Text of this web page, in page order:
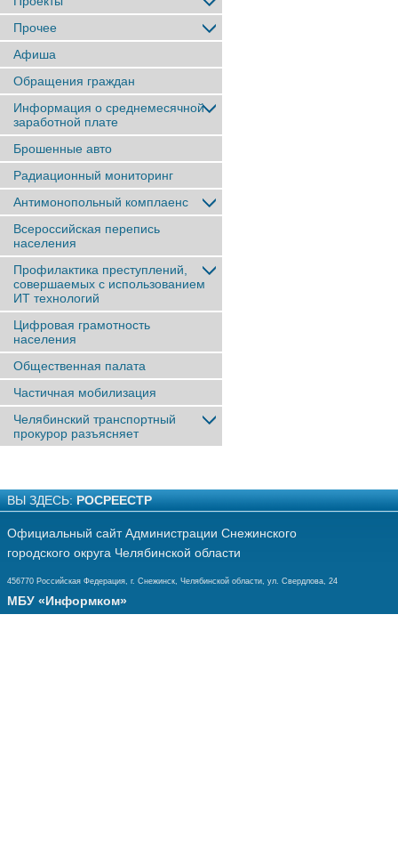
Прочее
Афиша
Обращения граждан
Информация о среднемесячной
заработной плате
Брошенные авто
Радиационный мониторинг
Антимонопольный комплаенс
Всероссийская перепись
населения
Профилактика преступлений,
совершаемых с использованием
ИТ технологий
Цифровая грамотность
населения
Общественная палата
Частичная мобилизация
Челябинский транспортный
прокурор разъясняет
ВЫ ЗДЕСЬ: РОСРЕЕСТР
Официальный сайт Администрации Снежинского
городского округа Челябинской области
456770 Российская Федерация, г. Снежинск, Челябинской области, ул. Свердлова, 24
МБУ «Информком»